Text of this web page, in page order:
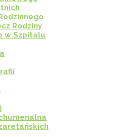
Rodziny
w Szpitalu